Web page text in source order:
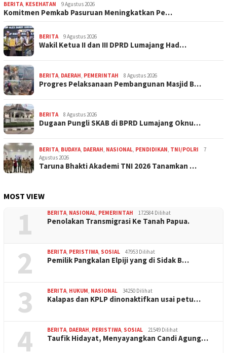
BERITA, KESEHATAN 9 Agustus 2026
Komitmen Pemkab Pasuruan Meningkatkan Pe…
BERITA 9 Agustus 2026
Wakil Ketua II dan III DPRD Lumajang Had…
BERITA, DAERAH, PEMERINTAH 8 Agustus 2026
Progres Pelaksanaan Pembangunan Masjid B…
BERITA 8 Agustus 2026
Dugaan Pungli SKAB di BPRD Lumajang Oknu…
BERITA, BUDAYA, DAERAH, NASIONAL, PENDIDIKAN, TNI/POLRI
7
Agustus 2026
Taruna Bhakti Akademi TNI 2026 Tanamkan …
MOST VIEW
1 BERITA, NASIONAL, PEMERINTAH 172584 Dilihat
Penolakan Transmigrasi Ke Tanah Papua.
2 BERITA, PERISTIWA, SOSIAL 47953 Dilihat
Pemilik Pangkalan Elpiji yang di Sidak B…
3 BERITA, HUKUM, NASIONAL 34250 Dilihat
Kalapas dan KPLP dinonaktifkan usai petu…
4 BERITA, DAERAH, PERISTIWA, SOSIAL 21549 Dilihat
Taufik Hidayat, Menyayangkan Candi Agung…